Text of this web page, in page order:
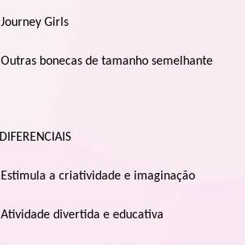
️ Journey Girls
️ Outras bonecas de tamanho semelhante
DIFERENCIAIS
Estimula a criatividade e imaginação
Atividade divertida e educativa